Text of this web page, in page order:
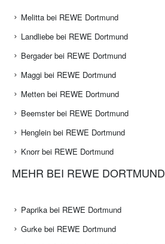
Melitta bei REWE Dortmund
Landliebe bei REWE Dortmund
Bergader bei REWE Dortmund
Maggi bei REWE Dortmund
Metten bei REWE Dortmund
Beemster bei REWE Dortmund
Henglein bei REWE Dortmund
Knorr bei REWE Dortmund
MEHR BEI REWE DORTMUND
Paprika bei REWE Dortmund
Gurke bei REWE Dortmund